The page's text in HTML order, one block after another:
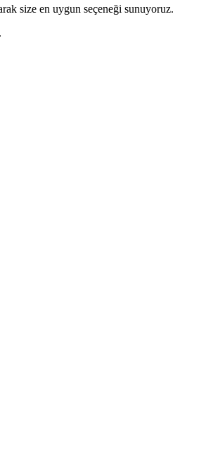
size en uygun seçeneği sunuyoruz.